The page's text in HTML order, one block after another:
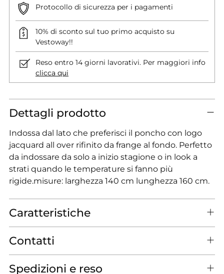
Protocollo di sicurezza per i pagamenti
10% di sconto sul tuo primo acquisto su
Vestoway!!
Reso entro 14 giorni lavorativi. Per maggiori info
clicca qui
Dettagli prodotto
Indossa dal lato che preferisci il poncho con logo
jacquard all over rifinito da frange al fondo. Perfetto
da indossare da solo a inizio stagione o in look a
strati quando le temperature si fanno più
rigide.misure: larghezza 140 cm lunghezza 160 cm.
Caratteristiche
Contatti
Spedizioni e reso